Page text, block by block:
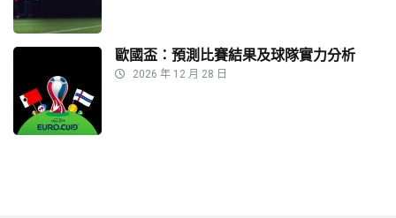
歐國盃：預測比賽結果及球隊實力分析
2026 年 12 月 28 日